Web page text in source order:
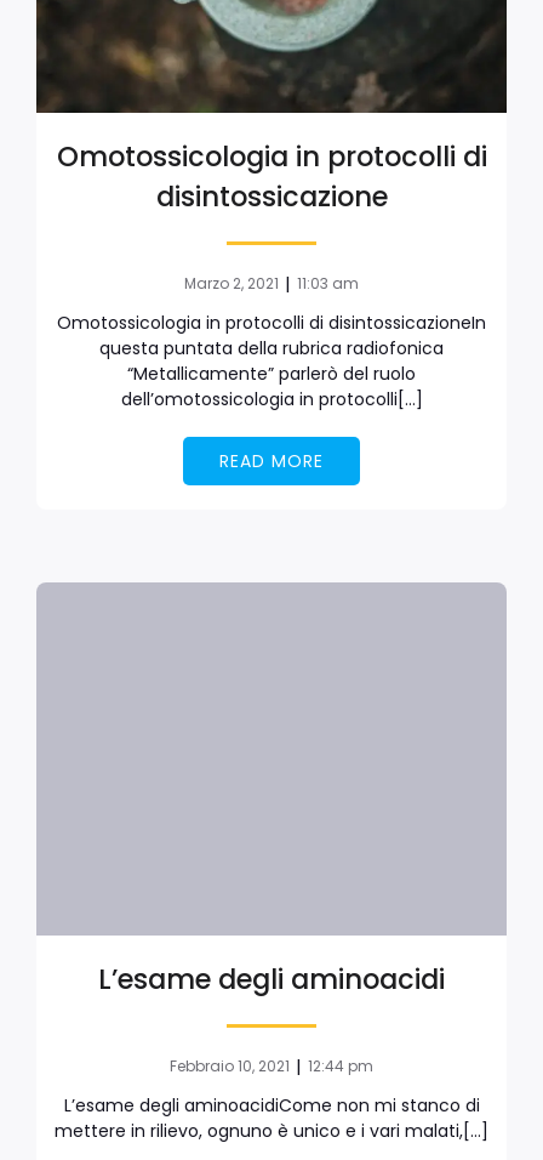
Omotossicologia in protocolli di
disintossicazione
Marzo 2, 2021 | 11:03 am
Omotossicologia in protocolli di disintossicazioneIn
questa puntata della rubrica radiofonica
“Metallicamente” parlerò del ruolo
dell’omotossicologia in protocolli[…]
READ MORE
L’esame degli aminoacidi
Febbraio 10, 2021 | 12:44 pm
L’esame degli aminoacidiCome non mi stanco di
mettere in rilievo, ognuno è unico e i vari malati,[…]